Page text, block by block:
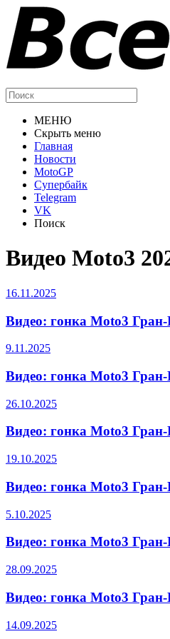
МЕНЮ
Скрыть меню
Главная
Новости
MotoGP
Супербайк
Telegram
VK
Поиск
Видео Moto3
16.11.2025
Видео: гонка Moto3
9.11.2025
Видео: гонка Moto3
26.10.2025
Видео: гонка Moto3
19.10.2025
Видео: гонка Moto3
5.10.2025
Видео: гонка Moto3
28.09.2025
Видео: гонка Moto3
14.09.2025